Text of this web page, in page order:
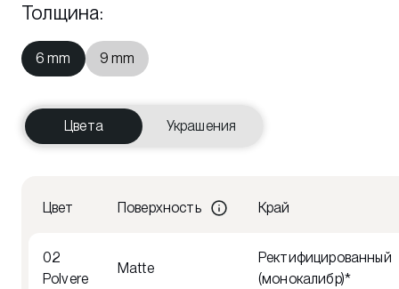
Толщина:
6 mm 9 mm
Цвета Украшения
Цвет Поверхность Край
02
Polvere
Matte
Ректифицированный
(монокалибр)*